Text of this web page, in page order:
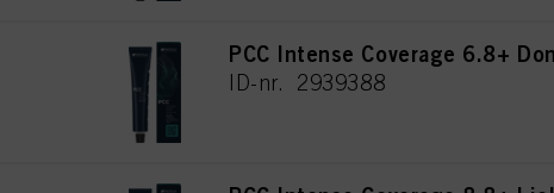
PCC Intense Coverage 6.8+
ID-nr. 2939388